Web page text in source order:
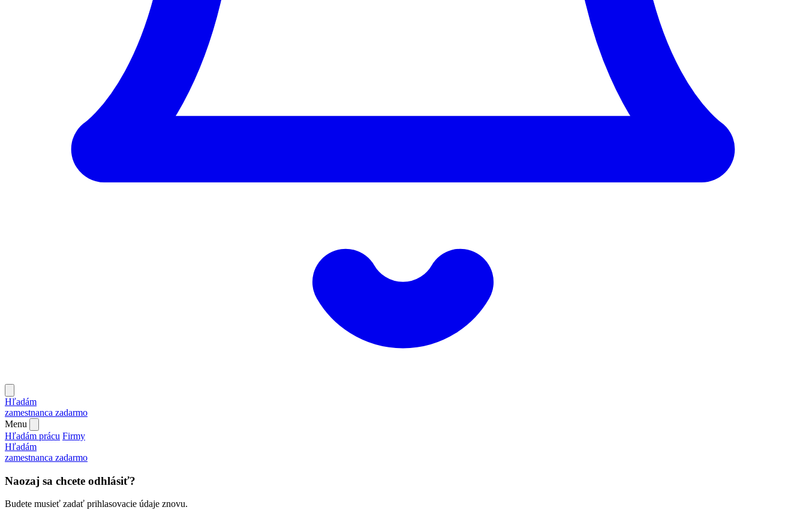
Hľadám
zamestnanca zadarmo
Menu
Hľadám prácu Firmy
Hľadám
zamestnanca zadarmo
Naozaj sa chcete odhlásiť?
Budete musieť zadať prihlasovacie údaje znovu.